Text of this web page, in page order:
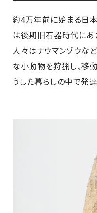
約4万年前に始まる日
は後期旧石器時代にあ
人々はナウマンゾウな
な小動物を狩猟し、移
うした暮らしの中で発